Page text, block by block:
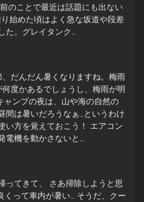
のことで最近は話題にも出ない
始めた頃はよく急な坂道や段差
た。グレイタンク…
、だんだん暑くなりますね。梅雨
何度かあるでしょうし、梅雨が明
ャンプの夜は、山や海の自然の
間は暑いだろうなぁ…というわけ
い方を覚えておこう！ エアコン
機を動かさないと…
ってきて、 さあ掃除しようと思
くって車内が暑い… そうだ、クー